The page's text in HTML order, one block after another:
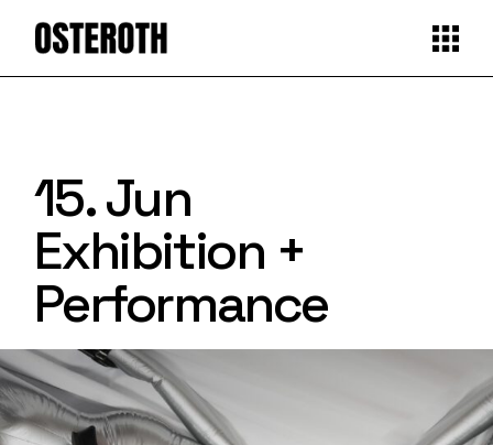
15. Jun
Exhibition +
Performance